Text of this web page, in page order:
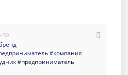
50
#компания
#предприниматель